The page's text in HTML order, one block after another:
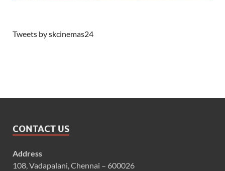
Tweets by skcinemas24
CONTACT US
Address
108, Vadapalani, Chennai – 600026